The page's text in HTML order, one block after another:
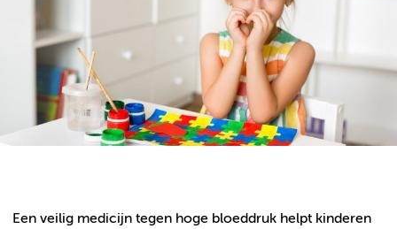
Een veilig medicijn tegen hoge bloeddruk helpt kinderen